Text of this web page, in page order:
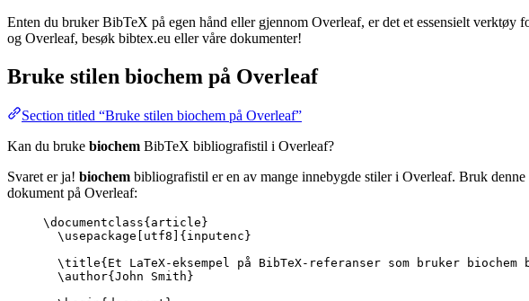
Enten du bruker BibTeX på egen hånd eller gjennom Overleaf, er det et essensielt
og Overleaf, besøk bibtex.eu eller våre dokumenter!
Bruke stilen biochem på Overleaf
Section titled “Bruke stilen biochem på Overleaf”
Kan du bruke biochem BibTeX bibliografistil i Overleaf?
Svaret er ja! biochem bibliografistil er en av mange innebygde stiler i Overleaf. Bruk
dokument på Overleaf:
\documentclass{ article }
\usepackage
utf8 ]{ inputenc }
\title{Et LaTeX-eksempel på BibTeX-referanser som bruker
\author{John Smith}